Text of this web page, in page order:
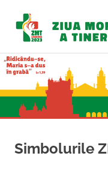
Sari
la
conținut
Simbolurile